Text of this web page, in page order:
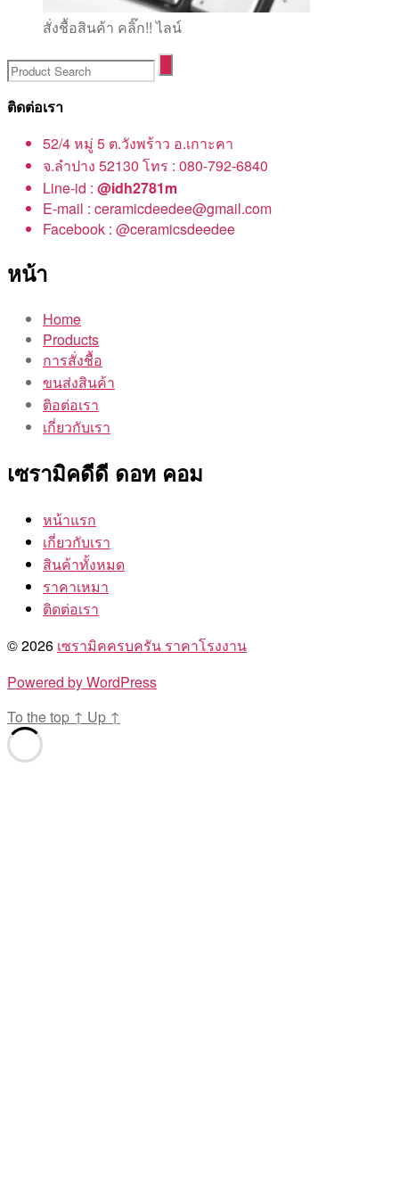
สั่งชื้อสินค้า คลิ๊ก!! ไลน์
ติดต่อเรา
52/4 หมู่ 5 ต.วังพร้าว อ.เกาะคา
จ.ลำปาง 52130 โทร : 080-792-6840
Line-id : @idh2781m
E-mail : ceramicdeedee@gmail.com
Facebook : @ceramicsdeedee
หน้า
Home
Products
การสั่งชื้อ
ขนส่งสินค้า
ติอต่อเรา
เกี่ยวกับเรา
เซรามิคดีดี ดอท คอม
หน้าแรก
เกี่ยวกับเรา
สินค้าทั้งหมด
ราคาเหมา
ติดต่อเรา
© 2026 เซรามิคครบครัน ราคาโรงงาน
Powered by WordPress
To the top ↑ Up ↑